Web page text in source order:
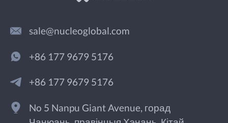
sale@nucleoglobal.com
+86 177 9679 5176
+86 177 9679 5176
No 5 Nanpu Giant Avenue, горад